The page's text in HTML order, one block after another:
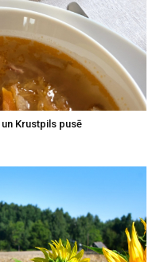
Krustpils pusē